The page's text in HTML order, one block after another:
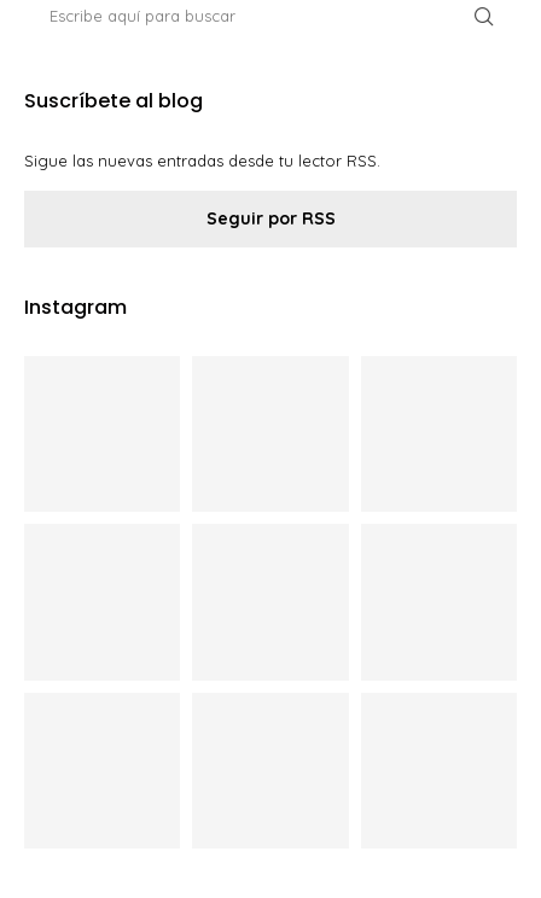
Suscríbete al blog
Sigue las nuevas entradas desde tu lector RSS.
Seguir por RSS
Instagram